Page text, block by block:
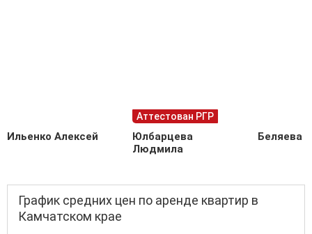
Ильенко Алексей
Аттестован РГР
Юлбарцева
Людмила
Беляева
График средних цен по аренде квартир в
Камчатском крае